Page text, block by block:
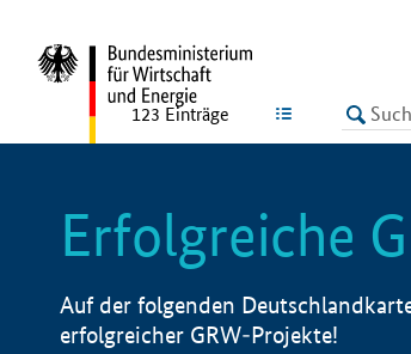
LISTE
123 Einträge
Erfolgreiche
Auf der folgenden
erfolgreicher GRW-Projekte!